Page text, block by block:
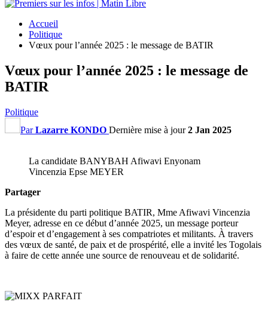
Accueil
Politique
Vœux pour l’année 2025 : le message de BATIR
Vœux pour l’année 2025 : le message de
BATIR
Politique
ParLazarre KONDO Dernière mise à jour2 Jan 2025
La candidate BANYBAH Afiwavi Enyonam
Vincenzia Epse MEYER
Partager
La présidente du parti politique BATIR, Mme Afiwavi Vincenzia
Meyer, adresse en ce début d’année 2025, un message porteur
d’espoir et d’engagement à ses compatriotes et militants. À travers
des vœux de santé, de paix et de prospérité, elle a invité les Togolais
à faire de cette année une source de renouveau et de solidarité.